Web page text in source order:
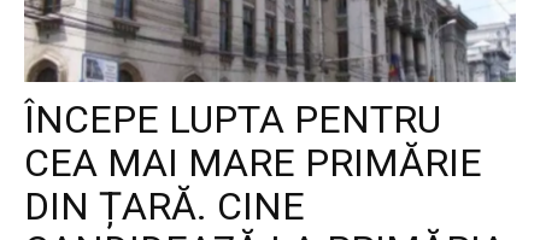
ÎNCEPE LUPTA PENTRU
CEA MAI MARE PRIMĂRIE
DIN ȚARĂ. CINE